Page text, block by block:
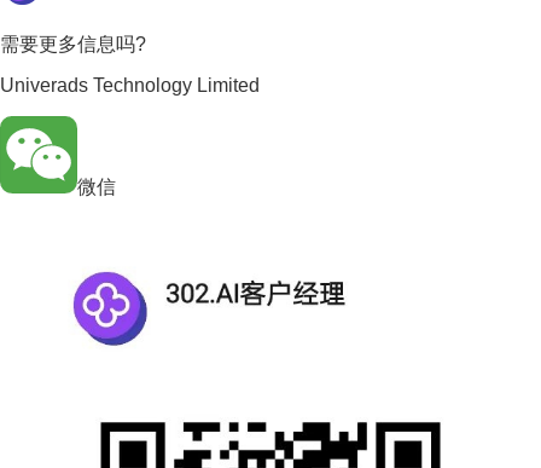
需要更多信息吗?
Univerads Technology Limited
微信